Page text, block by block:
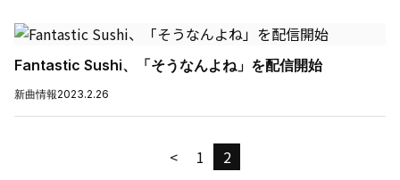
Fantastic Sushi、「そうなんよね」を配信開始
新曲情報2023.2.26
< 1 2